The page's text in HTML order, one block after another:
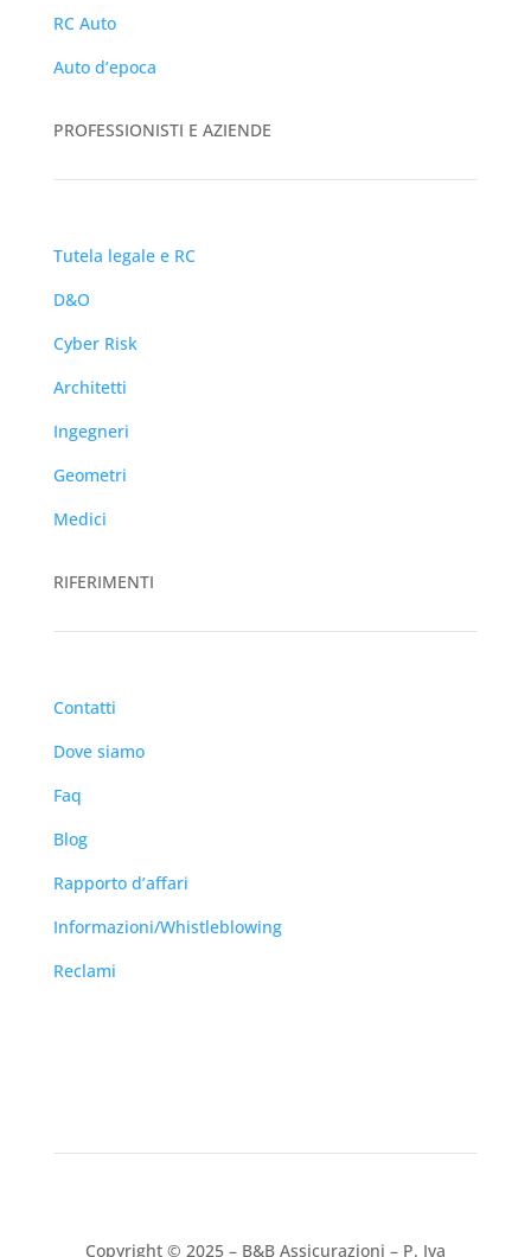
RC Auto
Auto d’epoca
PROFESSIONISTI E AZIENDE
Tutela legale e RC
D&O
Cyber Risk
Architetti
Ingegneri
Geometri
Medici
RIFERIMENTI
Contatti
Dove siamo
Faq
Blog
Rapporto d’affari
Informazioni/Whistleblowing
Reclami
Copyright © 2025 – B&B Assicurazioni – P. Iva